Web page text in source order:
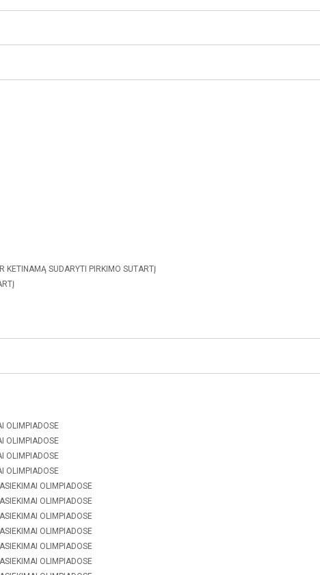
KETINAMĄ SUDARYTI PIRKIMO SUTARTĮ
OLIMPIADOSE
OLIMPIADOSE
OLIMPIADOSE
OLIMPIADOSE
OLIMPIADOSE
OLIMPIADOSE
OLIMPIADOSE
OLIMPIADOSE
OLIMPIADOSE
OLIMPIADOSE